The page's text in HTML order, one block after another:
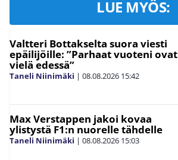
LUE MYÖS:
Valtteri Bottakselta suora viesti
epäilijöille: ”Parhaat vuoteni ovat
vielä edessä”
Taneli Niinimäki | 08.08.2026 15:42
Max Verstappen jakoi kovaa
ylistystä F1:n nuorelle tähdelle
Taneli Niinimäki | 08.08.2026 15:03